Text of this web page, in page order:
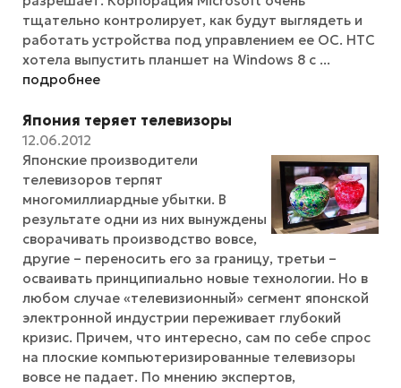
тщательно контролирует, как будут выглядеть и
работать устройства под управлением ее ОС. HTC
хотела выпустить планшет на Windows 8 с ...
подробнее
Япония теряет телевизоры
12.06.2012
Японские производители
телевизоров терпят
многомиллиардные убытки. В
результате одни из них вынуждены
сворачивать производство вовсе,
другие – переносить его за границу, третьи –
осваивать принципиально новые технологии. Но в
любом случае «телевизионный» сегмент японской
электронной индустрии переживает глубокий
кризис. Причем, что интересно, сам по себе спрос
на плоские компьютеризированные телевизоры
вовсе не падает. По мнению экспертов,